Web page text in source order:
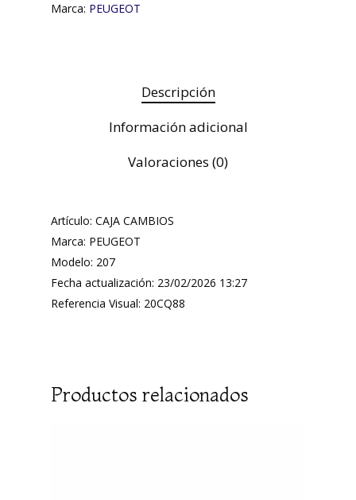
Marca: PEUGEOT
Descripción
Información adicional
Valoraciones (0)
Artículo: CAJA CAMBIOS
Marca: PEUGEOT
Modelo: 207
Fecha actualización: 23/02/2026 13:27
Referencia Visual: 20CQ88
Productos relacionados